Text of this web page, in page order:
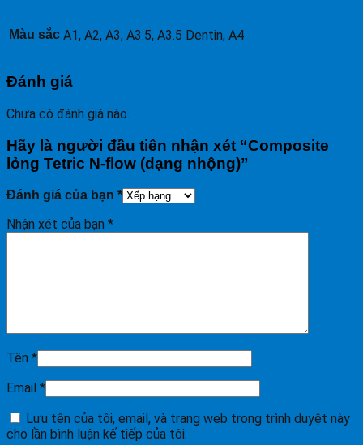
Màu sắc A1, A2, A3, A3.5, A3.5 Dentin, A4
Đánh giá
Chưa có đánh giá nào.
Hãy là người đầu tiên nhận xét “Composite
lỏng Tetric N-flow (dạng nhộng)”
Đánh giá của bạn *
Nhận xét của bạn *
Tên *
Email *
Lưu tên của tôi, email, và trang web trong trình duyệt này
cho lần bình luận kế tiếp của tôi.